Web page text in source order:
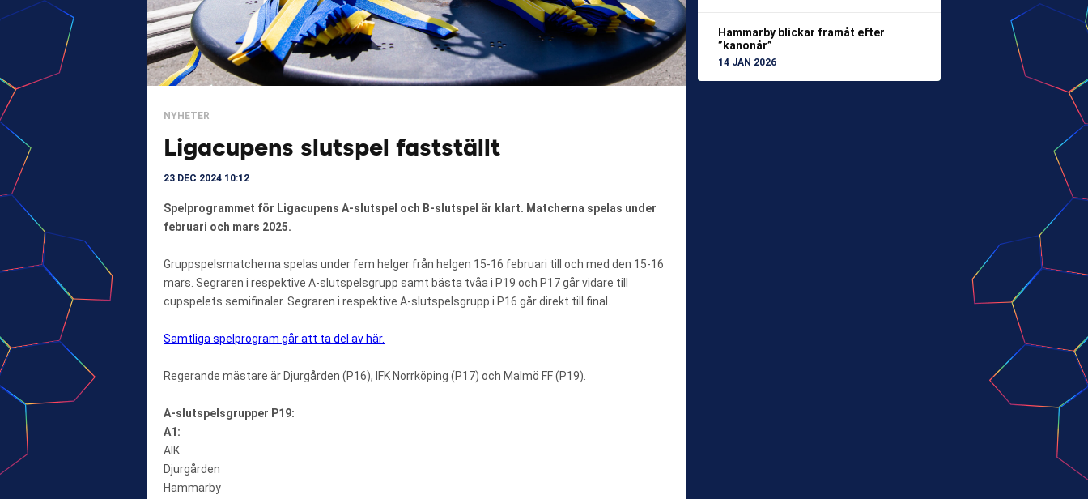
NYHETER
Ligacupens slutspel fastställt
23 DEC 2024 10:12
Spelprogrammet för Ligacupens A-slutspel och B-slutspel är klart. Matcherna spelas under
februari och mars 2025.
Gruppspelsmatcherna spelas under fem helger från helgen 15-16 februari till och med den 15-16
mars. Segraren i respektive A-slutspelsgrupp samt bästa tvåa i P19 och P17 går vidare till
cupspelets semifinaler. Segraren i respektive A-slutspelsgrupp i P16 går direkt till final.
Samtliga spelprogram går att ta del av här.
Regerande mästare är Djurgården (P16), IFK Norrköping (P17) och Malmö FF (P19).
A-slutspelsgrupper P19:
A1:
AIK
Djurgården
Hammarby
Hammarby blickar framåt efter
”kanonår”
14 JAN 2026